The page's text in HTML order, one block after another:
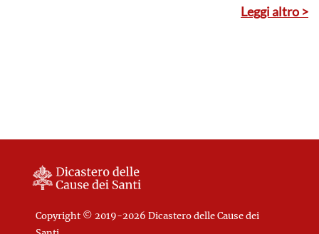
martiri uccisi in odio alla Fede,
Leggi altro >
Copyright © 2019-2026 Dicastero delle Cause dei